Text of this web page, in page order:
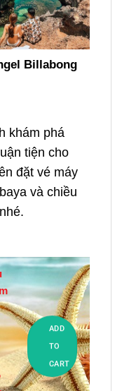
Billabong
khám phá
tiện cho
đặt vé máy
và chiều
ADD
TO
CART